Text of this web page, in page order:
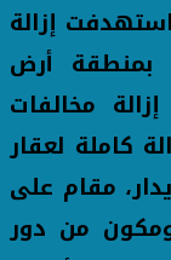
إزالة
بمنطقة أرض
مخالفات
كاملة لعقار
مقام على
متر مربع ومكون من دور